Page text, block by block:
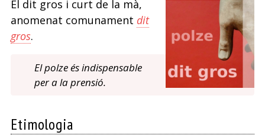
El dit gros i curt de la mà,
anomenat comunament dit
gros.
El polze és indispensable
per a la prensió.
Etimologia